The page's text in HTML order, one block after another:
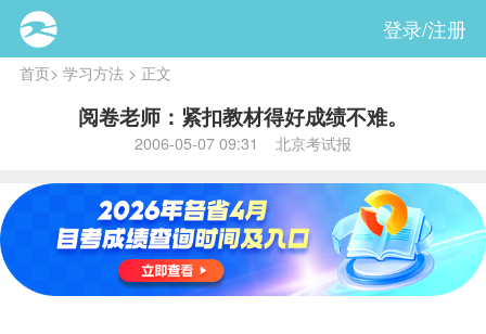
登录/注册
首页> 学习方法> 正文
阅卷老师：紧扣教材得好成绩不难。
2006-05-07 09:31 北京考试报